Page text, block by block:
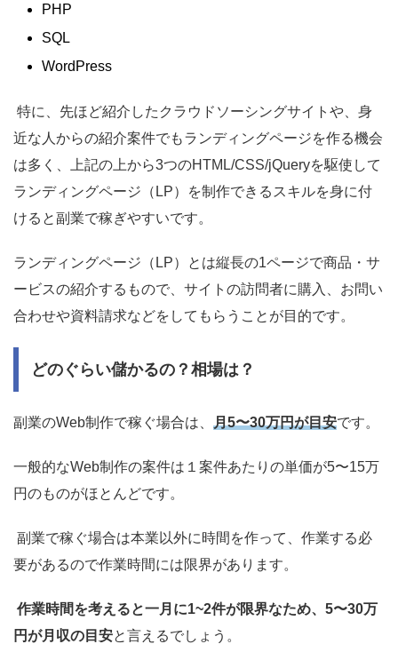
PHP
SQL
WordPress
特に、先ほど紹介したクラウドソーシングサイトや、身
近な人からの紹介案件でもランディングページを作る機会
は多く、上記の上から3つのHTML/CSS/jQueryを駆使して
ランディングページ（LP）を制作できるスキルを身に付
けると副業で稼ぎやすいです。
ランディングページ（LP）とは縦長の1ページで商品・サ
ービスの紹介するもので、サイトの訪問者に購入、お問い
合わせや資料請求などをしてもらうことが目的です。
どのぐらい儲かるの？相場は？
副業のWeb制作で稼ぐ場合は、 月5〜30万円が目安です。
一般的なWeb制作の案件は１案件あたりの単価が5〜15万
円のものがほとんどです。
副業で稼ぐ場合は本業以外に時間を作って、作業する必
要があるので作業時間には限界があります。
作業時間を考えると一月に1~2件が限界なため、5〜30万
円が月収の目安と言えるでしょう。